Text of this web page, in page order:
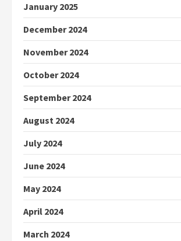
January 2025
December 2024
November 2024
October 2024
September 2024
August 2024
July 2024
June 2024
May 2024
April 2024
March 2024